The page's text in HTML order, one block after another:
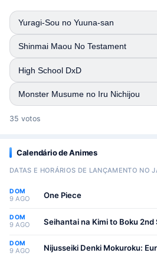
Yuragi-Sou no Yuuna-san
Shinmai Maou No Testament
High School DxD
Monster Musume no Iru Nichijou
35 votos
Calendário de Animes
DATAS E HORÁRIOS DE LANÇAMENTO NO
DOM
9 AGO One Piece
DOM
9 AGO Seihantai na Kimi to Boku 2nd
DOM
9 AGO Nijusseiki Denki Mokuroku: